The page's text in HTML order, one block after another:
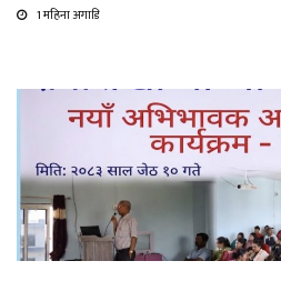
1 महिना अगाडि